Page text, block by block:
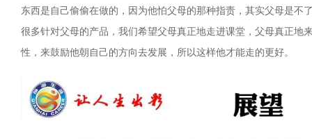
东西是自己偷偷在做的，因为他怕父母的那种指责，其实父母是不
很多针对父母的产品，我们希望父母真正地走进课堂，父母真正地
性，来鼓励他朝自己的方向去发展，所以这样他才能走的更好。